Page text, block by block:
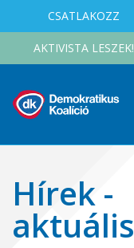
CSATLAKOZZ
AKTIVISTA LESZEK!
Hírek -
aktuális